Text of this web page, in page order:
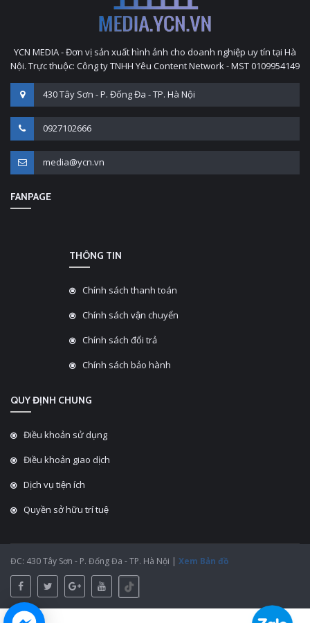
YCN MEDIA - Đơn vị sản xuất hình ảnh cho doanh nghiệp uy tín tại Hà
Nội. Trực thuộc: Công ty TNHH Yêu Content Network - MST 0109954149
430 Tây Sơn - P. Đống Đa - TP. Hà Nội
0927102666
media@ycn.vn
FANPAGE
THÔNG TIN
Chính sách thanh toán
Chính sách vận chuyển
Chính sách đổi trả
Chính sách bảo hành
QUY ĐỊNH CHUNG
Điều khoản sử dụng
Điều khoản giao dịch
Dịch vụ tiện ích
Quyền sở hữu trí tuệ
ĐC: 430 Tây Sơn - P. Đống Đa - TP. Hà Nội | Xem Bản đồ